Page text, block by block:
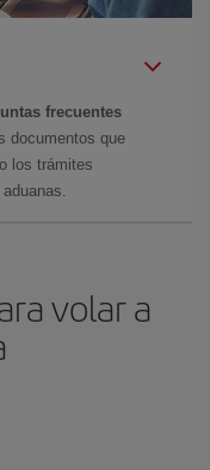
frecuentes
documentos que
los trámites
volar a